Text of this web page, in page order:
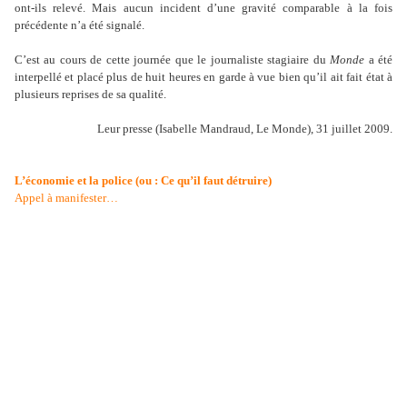
ont-ils relevé. Mais aucun incident d’une gravité comparable à la fois
précédente n’a été signalé.
C’est au cours de cette journée que le journaliste stagiaire duMonde a été
interpellé et placé plus de huit heures en garde à vue bien qu’il ait fait état à
plusieurs reprises de sa qualité.
Leur presse (Isabelle Mandraud, Le Monde), 31 juillet 2009.
L’économie et la police (ou : Ce qu’il faut détruire)
Appel à manifester…